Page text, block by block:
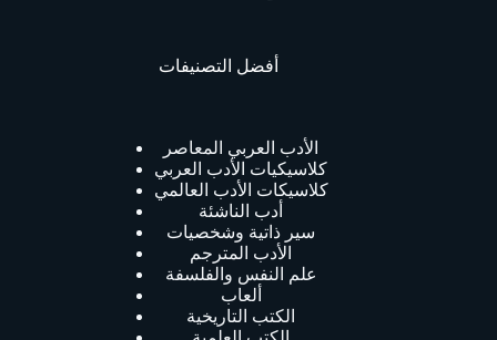
أفضل التصنيفات
الأدب العربي المعاصر
كلاسيكيات الأدب العربي
كلاسيكات الأدب العالمي
أدب الناشئة
سير ذاتية وشخصيات
الأدب المترجم
علم النفس والفلسفة
ألعاب
الكتب التاريخية